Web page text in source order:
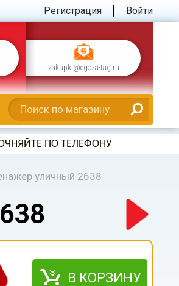
Регистрация Войти
zakupki@egoza-tag.ru
ПО ТЕЛЕФОНУ
уличный 2638
В КОРЗИНУ